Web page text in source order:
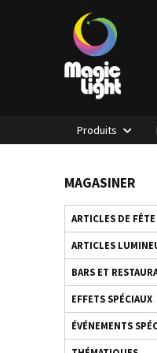
Produits
MAGASINER
ARTICLES DE FÊTE
ARTICLES
BARS ET
EFFETS SPÉCIAUX
ÉVÉNEMENTS